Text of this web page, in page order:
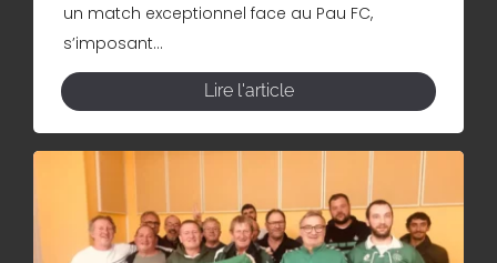
un match exceptionnel face au Pau FC,
s’imposant...
Lire l'article